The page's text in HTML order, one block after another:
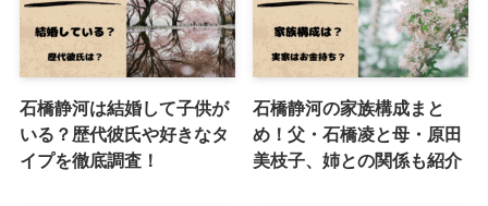
石橋静河は結婚して子供が
いる？歴代彼氏や好きなタ
イプを徹底調査！
石橋静河の家族構成まと
め！父・石橋凌と母・原田
美枝子、姉との関係も紹介